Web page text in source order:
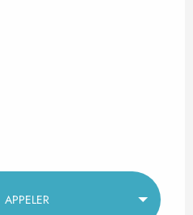
APPELER